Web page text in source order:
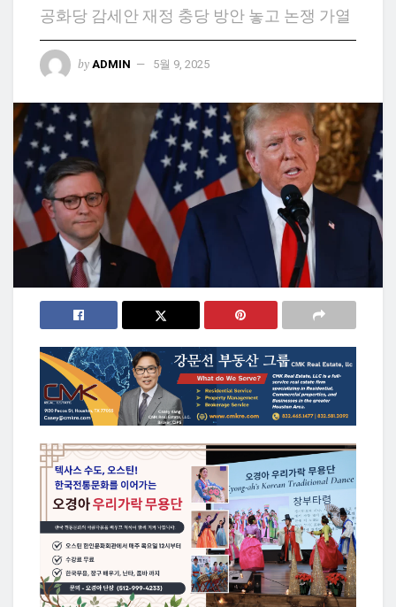
공화당 감세안 재정 충당 방안 놓고 논쟁 가열
by ADMIN 5월 9, 2025